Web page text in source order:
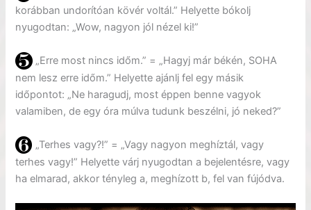
korábban undorítóan kövér voltál.” Helyette bókolj
nyugodtan: „Wow, nagyon jól nézel ki!”
„Erre most nincs időm.” = „Hagyj már békén, SOHA
nem lesz erre időm.” Helyette ajánlj fel egy másik
időpontot: „Ne haragudj, most éppen benne vagyok
valamiben, de egy óra múlva tudunk beszélni, jó neked?”
„Terhes vagy?!” = „Vagy nagyon meghíztál, vagy
terhes vagy!” Helyette várj nyugodtan a bejelentésre, vagy
ha elmarad, akkor tényleg a, meghízott b, fel van fújódva.